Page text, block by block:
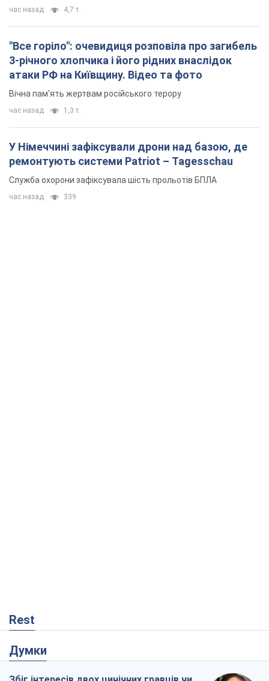
час назад 4,7 т.
"Все горіло": очевидиця розповіла про загибель
3-річного хлопчика і його рідних внаслідок
атаки РФ на Київщину. Відео та фото
Вічна пам'ять жертвам російського терору
час назад 1,3 т.
У Німеччині зафіксували дрони над базою, де
ремонтують системи Patriot – Tagesschau
Служба охорони зафіксувала шість прольотів БПЛА
час назад 339
Rest
Думки